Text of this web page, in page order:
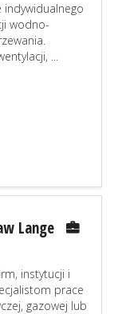
wodno-
...
Lange
instytucji i
prace
gazowej lub